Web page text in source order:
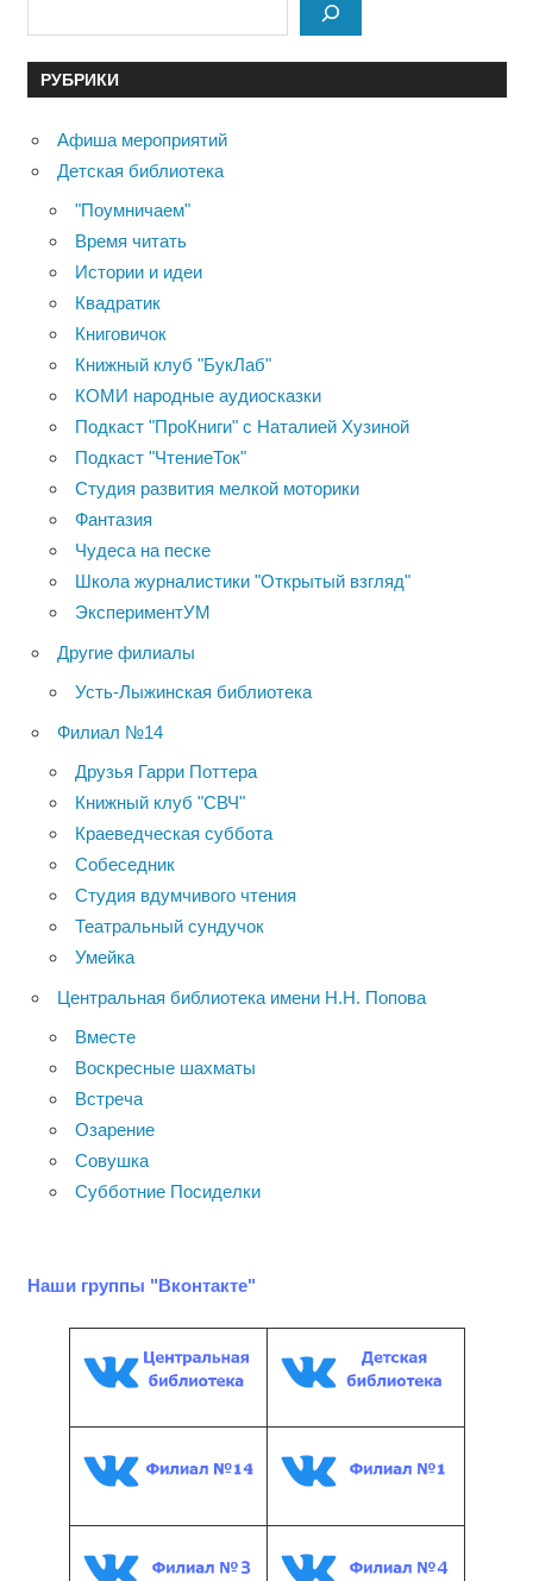
РУБРИКИ
Афиша мероприятий
Детская библиотека
"Поумничаем"
Время читать
Истории и идеи
Квадратик
Книговичок
Книжный клуб "БукЛаб"
КОМИ народные аудиосказки
Подкаст "ПроКниги" с Наталией Хузиной
Подкаст "ЧтениеТок"
Студия развития мелкой моторики
Фантазия
Чудеса на песке
Школа журналистики "Открытый взгляд"
ЭкспериментУМ
Другие филиалы
Усть-Лыжинская библиотека
Филиал №14
Друзья Гарри Поттера
Книжный клуб "СВЧ"
Краеведческая суббота
Собеседник
Студия вдумчивого чтения
Театральный сундучок
Умейка
Центральная библиотека имени Н.Н. Попова
Вместе
Воскресные шахматы
Встреча
Озарение
Совушка
Субботние Посиделки
Наши группы "Вконтакте"